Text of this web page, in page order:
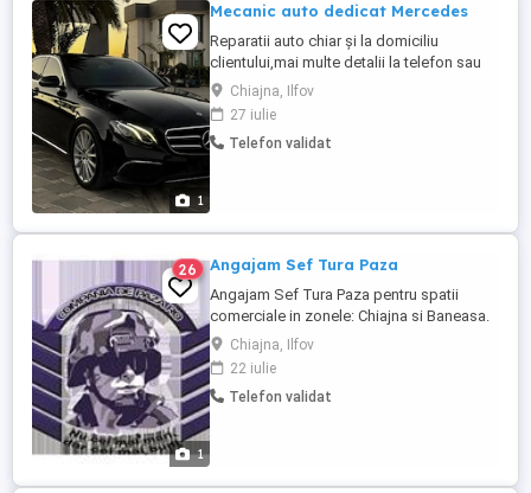
1
Mecanic auto dedicat Mercedes
Reparatii auto chiar și la domiciliu
clientului,mai multe detalii la telefon sau
WhatsApp . Mecanic cu experiență în
Mercedes de peste 15 ani
Chiajna, Ilfov
27 iulie
Telefon validat
1
26 Angajam Sef Tura Paza
Angajam Sef Tura Paza pentru spatii
comerciale in zonele: Chiajna si Baneasa.
Oferim: - Tarif 17.7 RON h NET+ 300 RON
bonuri de masa, - program in ture de zi, -
Bonusuri de performanta. Pentru mai
multe detalii: Adrian Boaru:
Chiajna, Ilfov
22 iulie
Telefon validat